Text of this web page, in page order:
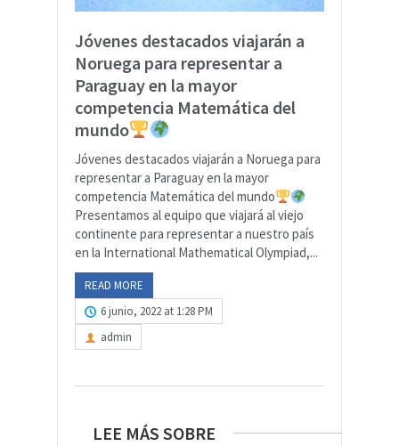
Jóvenes destacados viajarán a
Noruega para representar a
Paraguay en la mayor
competencia Matemática del
mundo
Jóvenes destacados viajarán a Noruega para
representar a Paraguay en la mayor
competencia Matemática del mundo
Presentamos al equipo que viajará al viejo
continente para representar a nuestro país
en la International Mathematical Olympiad,...
READ MORE
6 junio, 2022 at 1:28 PM
admin
LEE MÁS SOBRE